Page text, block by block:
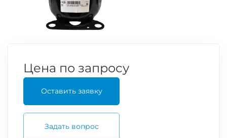
Цена по запросу
Оставить заявку
Задать вопрос